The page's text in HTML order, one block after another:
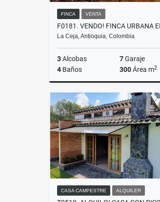
FINCA VENTA
La Ceja, Antioquia, Colombia
3Alcobas 7Garaje
4 Baños 300Área m2
$1.120.000.000
CASA CAMPESTRE ALQUILER